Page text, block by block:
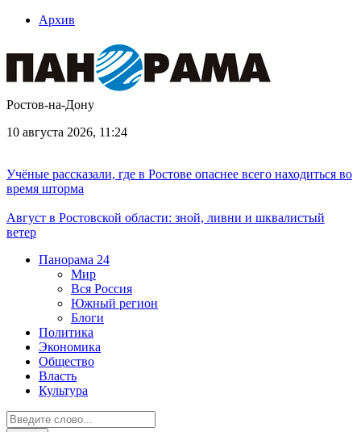
Архив
Ростов-на-Дону
10 августа 2026, 11:24
Учёные рассказали, где в Ростове опаснее всего находиться во
время шторма
Август в Ростовской области: зной, ливни и шквалистый
ветер
Панорама 24
Мир
Вся Россия
Южный регион
Блоги
Политика
Экономика
Общество
Власть
Культура